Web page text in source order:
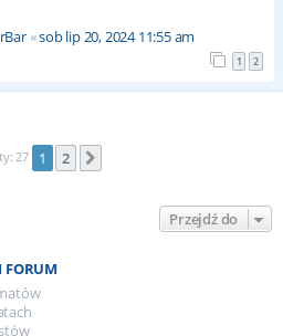
«sob lip 20, 2024 11:55 am
1 2
27 1 2
Przejdź do
FORUM